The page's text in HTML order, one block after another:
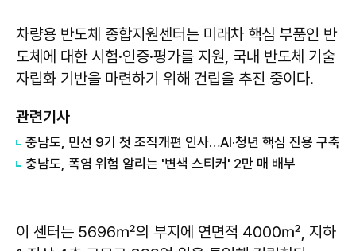
차량용 반도체 종합지원센터는 미래차 핵심 부품인 반
도체에 대한 시험·인증·평가를 지원, 국내 반도체 기술
자립화 기반을 마련하기 위해 건립을 추진 중이다.
관련기사
충남도, 민선 9기 첫 조직개편 인사…AI·청년 핵심 진용 구축
충남도, 폭염 위험 알리는 '변색 스티커' 2만 매 배부
이 센터는 5696㎡의 부지에 연면적 4000㎡, 지하